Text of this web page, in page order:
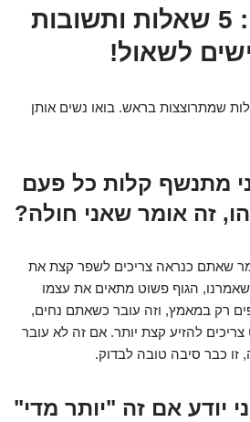
שובר שתיקה: 5 שאלות ותשובות
לשאול!
שמתרוצצות בראש. בואו נשים אותן
מתנשף קלות כל פעם
זה אומר שאני חולה?
שאתם כנראה צריכים לשפר קצת את
הגוף פשוט מתאים את עצמו
רק במאמץ, וזה עובר כשאתם נחים,
להזיע קצת יותר. אם זה לא עובר
זו כבר סיבה טובה לבדוק.
יודע אם זה "יותר מדי"